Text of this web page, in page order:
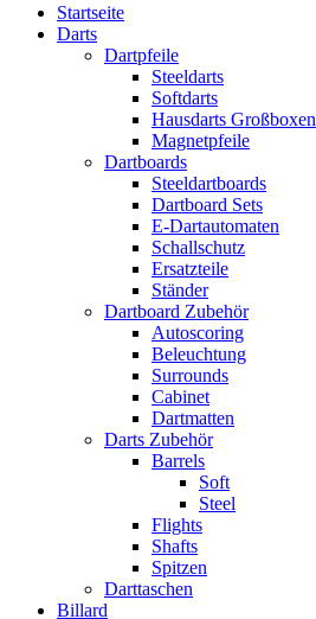
Startseite
Darts
Dartpfeile
Steeldarts
Softdarts
Hausdarts Großboxen
Magnetpfeile
Dartboards
Steeldartboards
Dartboard Sets
E-Dartautomaten
Schallschutz
Ersatzteile
Ständer
Dartboard Zubehör
Autoscoring
Beleuchtung
Surrounds
Cabinet
Dartmatten
Darts Zubehör
Barrels
Soft
Steel
Flights
Shafts
Spitzen
Darttaschen
Billard